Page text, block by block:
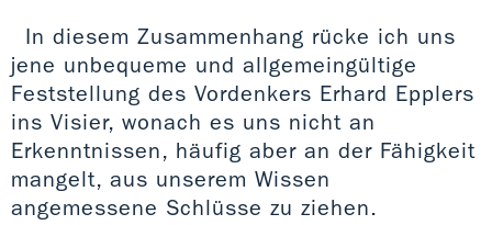
In diesem Zusammenhang rücke ich uns
jene unbequeme und allgemeingültige
Feststellung des Vordenkers Erhard Epplers
ins Visier, wonach es uns nicht an
Erkenntnissen, häufig aber an der Fähigkeit
mangelt, aus unserem Wissen
angemessene Schlüsse zu ziehen.